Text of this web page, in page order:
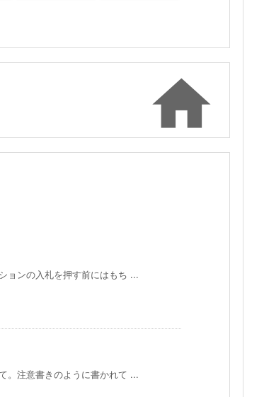

ョンの入札を押す前にはもち ...
。注意書きのように書かれて ...